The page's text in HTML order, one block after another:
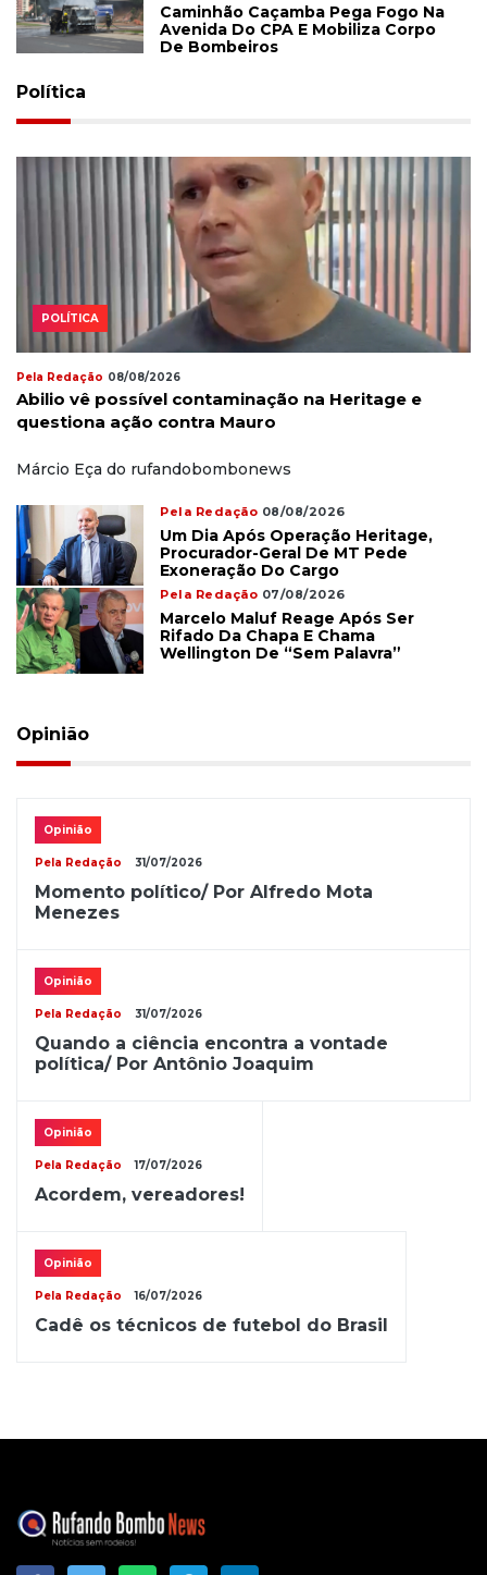
Caminhão Caçamba Pega Fogo Na
Avenida Do CPA E Mobiliza Corpo
De Bombeiros
Política
POLÍTICA
Pela Redação 08/08/2026
Abilio vê possível contaminação na Heritage e
questiona ação contra Mauro
Márcio Eça do rufandobombonews
Pela Redação 08/08/2026
Um Dia Após Operação Heritage,
Procurador-Geral De MT Pede
Exoneração Do Cargo
Pela Redação 07/08/2026
Marcelo Maluf Reage Após Ser
Rifado Da Chapa E Chama
Wellington De “sem Palavra”
Opinião
Opinião
Pela Redação 31/07/2026
Momento político/ Por Alfredo Mota
Menezes
Opinião
Pela Redação 31/07/2026
Quando a ciência encontra a vontade
política/ Por Antônio Joaquim
Opinião
Pela Redação 17/07/2026
Acordem, vereadores!
Opinião
Pela Redação 16/07/2026
Cadê os técnicos de futebol do Brasil